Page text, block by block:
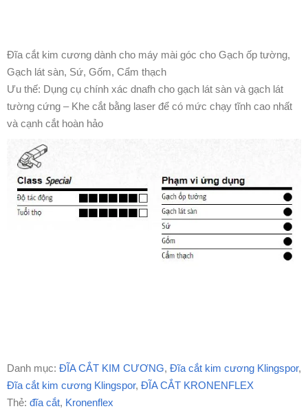
Đĩa cắt kim cương dành cho máy mài góc cho Gạch ốp tường,
Gạch lát sàn, Sứ, Gốm, Cẩm thạch
Ưu thế: Dụng cụ chính xác dnafh cho gạch lát sàn và gạch lát
tường cứng – Khe cắt bằng laser để có mức chạy tĩnh cao nhất
và cạnh cắt hoàn hảo
Danh mục: ĐĨA CẮT KIM CƯƠNG, Đĩa cắt kim cương Klingspor,
Đĩa cắt kim cương Klingspor, ĐĨA CẮT KRONENFLEX
Thẻ: đĩa cắt, Kronenflex